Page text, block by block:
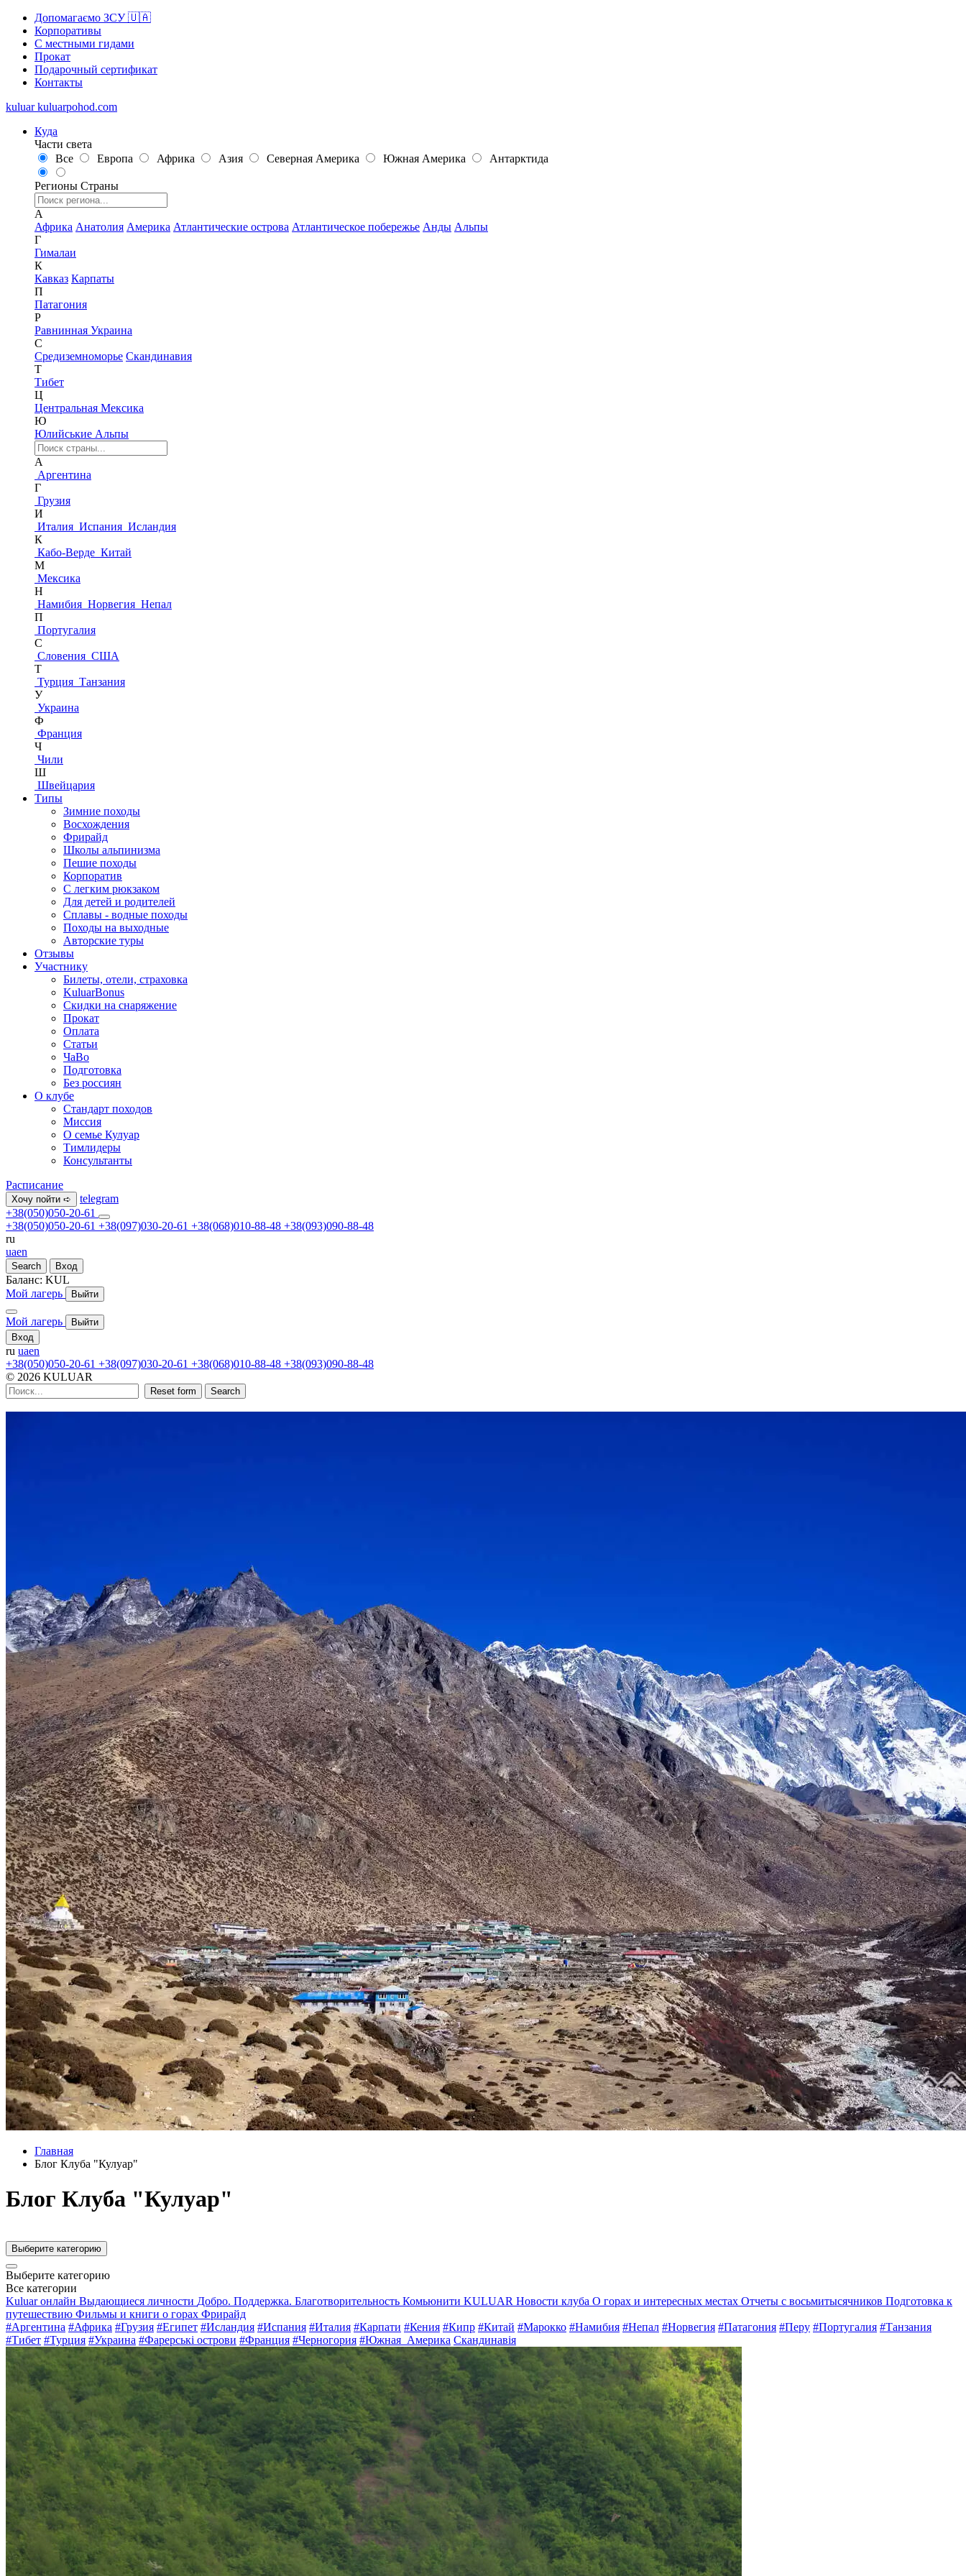
Допомагаємо ЗСУ 🇺🇦
Корпоративы
С местными гидами
Прокат
Подарочный сертификат
Контакты
kuluar kuluarpohod.com
Куда
Части света
Все
Европа Африка Азия Северная Америка Южная Америка Антарктида
Регионы Страны
А
Африка Анатолия Америка Атлантические острова Атлантическое побережье Анды Альпы
Г
Гималаи
К
Кавказ Карпаты
П
Патагония
Р
Равнинная Украина
С
Средиземноморье Скандинавия
Т
Тибет
Ц
Центральная Мексика
Ю
Юлийськие Альпы
А
Аргентина
Г
Грузия
И
Италия Испания Исландия
К
Кабо-Верде Китай
М
Мексика
Н
Намибия Норвегия Непал
П
Португалия
С
Словения США
Т
Турция Танзания
У
Украина
Ф
Франция
Ч
Чили
Ш
Швейцария
Типы
Зимние походы
Восхождения
Фрирайд
Школы альпинизма
Пешие походы
Корпоратив
С легким рюкзаком
Для детей и родителей
Сплавы - водные походы
Походы на выходные
Авторские туры
Отзывы
Участнику
Билеты, отели, страховка
KuluarBonus
Скидки на снаряжение
Прокат
Оплата
Статьи
ЧаВо
Подготовка
Без россиян
О клубе
Стандарт походов
Миссия
О семье Кулуар
Тимлидеры
Консультанты
Расписание
Хочу пойти ➪
telegram
+38(050)050-20-61
+38(050)050-20-61 +38(097)030-20-61 +38(068)010-88-48 +38(093)090-88-48
ru
uaen
Search Вход
Баланс: KUL
Мой лагерь
Выйти
Мой лагерь
Выйти
Вход
ru uaen
+38(050)050-20-61 +38(097)030-20-61 +38(068)010-88-48 +38(093)090-88-48
© 2026 KULUAR
Reset form Search
Главная
Блог Клуба "Кулуар"
Блог Клуба "Кулуар"
Выберите категорию
Выберите категорию
Все категории
Kuluar онлайн Выдающиеся личности Добро. Поддержка. Благотворительность Комьюнити KULUAR Новости клуба О горах и интересных местах Отчеты с восьмитысячников Подготовка к
путешествию Фильмы и книги о горах Фрирайд
#Аргентина #Африка #Грузия #Египет #Исландия #Испания #Италия #Карпати #Кения #Кипр #Китай #Марокко #Намибия #Непал #Норвегия #Патагония #Перу #Португалия #Танзания
#Тибет #Турция #Украина #Фарерські острови #Франция #Черногория #Южная_Америка Скандинавія